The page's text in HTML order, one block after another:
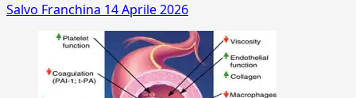
Salvo Franchina 14 Aprile 2026